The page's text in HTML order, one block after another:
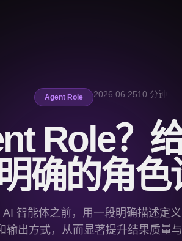
Agent Role 2026.06.2510 分钟
Role？
确的角色
智能体之前，用一段明确描述定义
输出方式，从而显著提升结果质量与